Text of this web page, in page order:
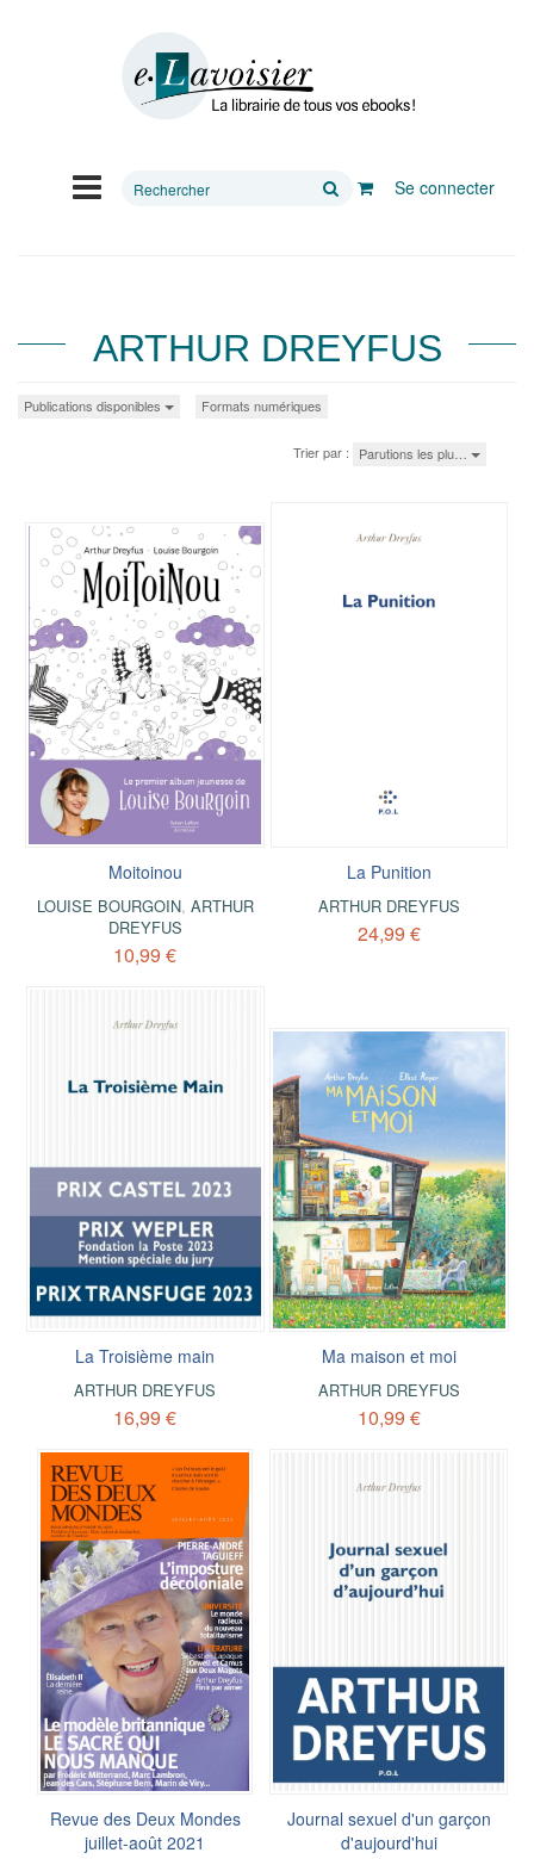
Rechercher
Se connecter
ARTHUR DREYFUS
Publications disponibles Formats numériques
Trier par : Parutions les plu…
Moitoinou
LOUISE BOURGOIN, ARTHUR
DREYFUS
10,99 €
La Punition
ARTHUR DREYFUS
24,99 €
La Troisième main
ARTHUR DREYFUS
16,99 €
Ma maison et moi
ARTHUR DREYFUS
10,99 €
Revue des Deux Mondes
juillet-août 2021
Journal sexuel d'un garçon
d'aujourd'hui